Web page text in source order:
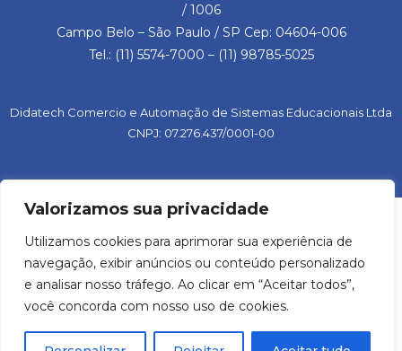
Valorizamos sua privacidade
Utilizamos cookies para aprimorar sua experiência de
navegação, exibir anúncios ou conteúdo personalizado
e analisar nosso tráfego. Ao clicar em “Aceitar todos”,
você concorda com nosso uso de cookies.
/ 1006
Campo Belo – São Paulo / SP Cep: 04604-006
Tel.: (11) 5574-7000 – (11) 98785-5025
Didatech Comercio e Automação de Sistemas Educacionais Ltda
CNPJ: 07.276.437/0001-00